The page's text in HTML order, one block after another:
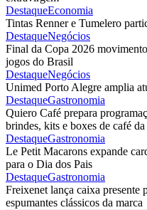
DestaqueEconomia
Tintas Renner e Tumelero
DestaqueNegócios
Final da Copa 2026
jogos do Brasil
DestaqueNegócios
Unimed Porto Alegre amplia
DestaqueGastronomia
Quiero Café prepara
brindes, kits e boxes de café da
DestaqueGastronomia
Le Petit Macarons expande
para o Dia dos Pais
DestaqueGastronomia
Freixenet lança caixa presente
espumantes clássicos da marca